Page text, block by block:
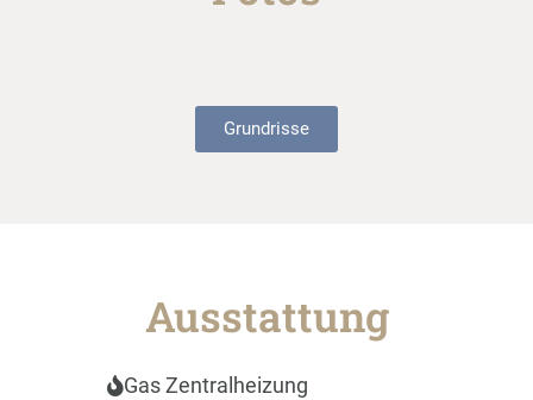
Grundrisse
Ausstattung
Gas Zentralheizung